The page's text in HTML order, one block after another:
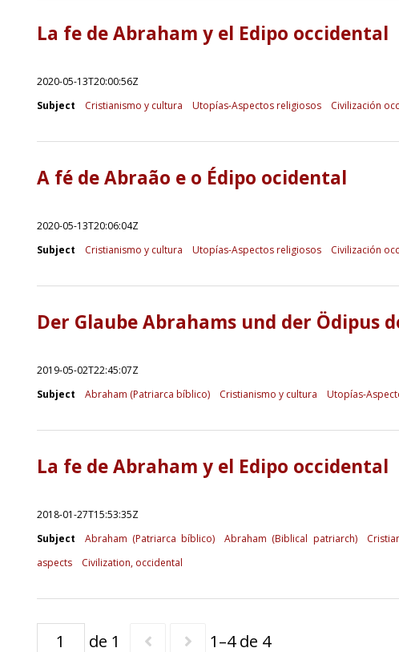
La fe de Abraham y el Edipo occidental
2020-05-13T20:00:56Z
Subject
Cristianismo y cultura Utopías-Aspectos religiosos Civilización
A fé de Abraão e o Édipo ocidental
2020-05-13T20:06:04Z
Subject
Cristianismo y cultura Utopías-Aspectos religiosos Civilización
Der Glaube Abrahams und der Ödipus
2019-05-02T22:45:07Z
Subject
Abraham (Patriarca bíblico) Cristianismo y cultura Utopías-
La fe de Abraham y el Edipo occidental
2018-01-27T15:53:35Z
Subject
Abraham (Patriarca bíblico) Abraham (Biblical patriarch)
aspects
Civilization, occidental
de 1 1–4 de 4